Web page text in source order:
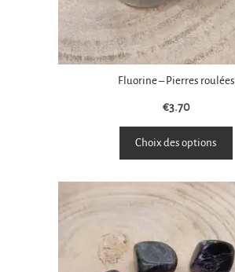
Fluorine – Pierres roulées
€3.70
Choix des options